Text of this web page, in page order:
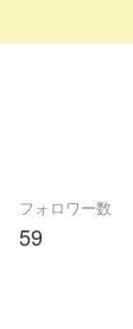
フォロワー数
59